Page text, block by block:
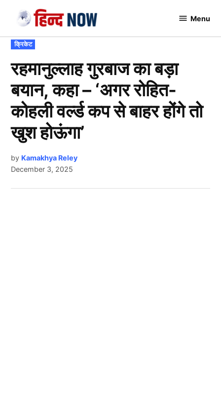
content
Menu
POSTED
IN
क्रिकेट
रहमानुल्लाह गुरबाज का बड़ा
बयान, कहा – ‘अगर रोहित-
कोहली वर्ल्ड कप से बाहर होंगे तो
खुश होऊंगा’
by Kamakhya Reley
December 3, 2025